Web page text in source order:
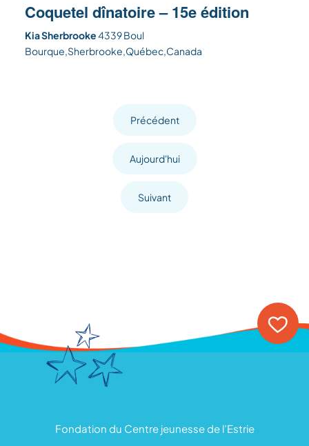
Coquetel dînatoire – 15e édition
Kia Sherbrooke4339 Boul
Bourque,Sherbrooke,Québec,Canada
Précédent
Aujourd'hui
Suivant
Fondation du Centre jeunesse de l’Estrie